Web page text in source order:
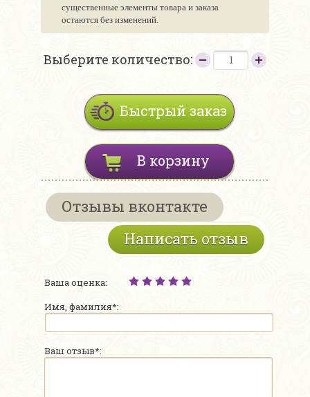
существенные элементы товара и заказа
остаются без изменений.
Выберите количество:
Быстрый заказ
В корзину
Отзывы вконтакте
Написать отзыв
Ваша оценка:
Имя, фамилия*:
Ваш отзыв*: